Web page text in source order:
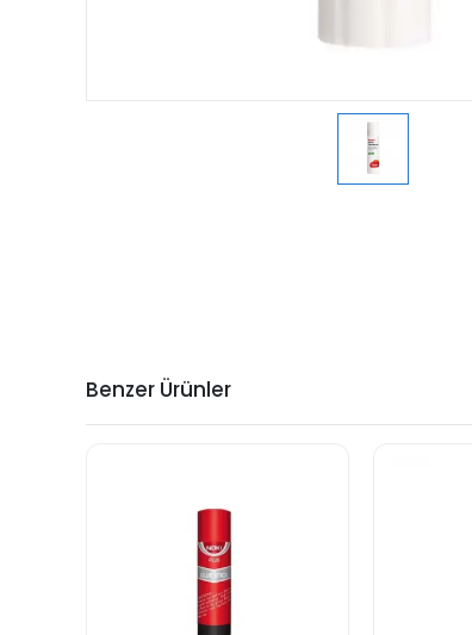
Benzer Ürünler